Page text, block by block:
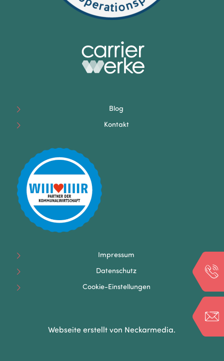
Blog
Kontakt
Impressum
Datenschutz
Cookie-Einstellungen
Webseite erstellt von Neckarmedia.